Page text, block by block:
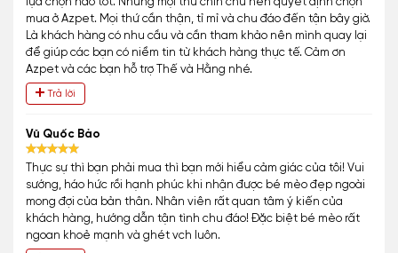
mua ở Azpet. Mọi thứ cần thận, tỉ mỉ và chu đáo đến tận bây giờ.
Là khách hàng có nhu cầu và cần tham khảo nên mình quay lại
để giúp các bạn có niềm tin từ khách hàng thực tế. Cảm ơn
Azpet và các bạn hỗ trợ Thế và Hằng nhé.
Trả lời
Vũ Quốc Bảo
Thực sự thì bạn phải mua thì bạn mới hiểu cảm giác của tôi! Vui
sướng, háo hức rồi hạnh phúc khi nhận được bé mèo đẹp ngoài
mong đợi của bản thân. Nhân viên rất quan tâm ý kiến của
khách hàng, hướng dẫn tận tình chu đáo! Đặc biệt bé mèo rất
ngoan khoẻ mạnh và ghét vch luôn.